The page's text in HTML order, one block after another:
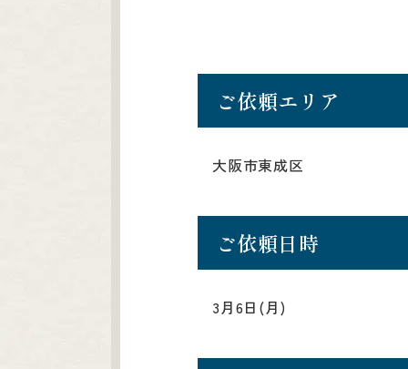
ご依頼エリア
大阪市東成区
ご依頼日時
3月6日(月)